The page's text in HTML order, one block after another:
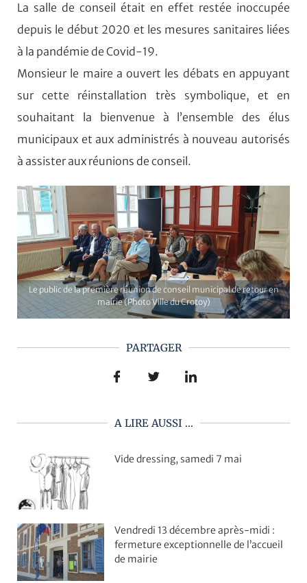
La salle de conseil était en effet restée inoccupée
depuis le début 2020 et les mesures sanitaires liées
à la pandémie de Covid-19.
Monsieur le maire a ouvert les débats en appuyant
sur cette réinstallation très symbolique, et en
souhaitant la bienvenue à l’ensemble des élus
municipaux et aux administrés à nouveau autorisés
à assister aux réunions de conseil.
Le public de la première réunion de conseil municipal de retour en
mairie (Photo Ville du Crotoy)
PARTAGER
A LIRE AUSSI ...
Vide dressing, samedi 7 mai
Vendredi 13 décembre après-midi :
fermeture exceptionnelle de l’accueil
de mairie